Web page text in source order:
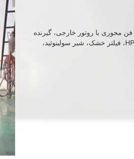
فن محوری با روتور خارجی، گیرنده
مایع، کنترل کننده HP / LP، اندازه گیری HP / LP، فیلتر خشک، شیر سولینوئید،